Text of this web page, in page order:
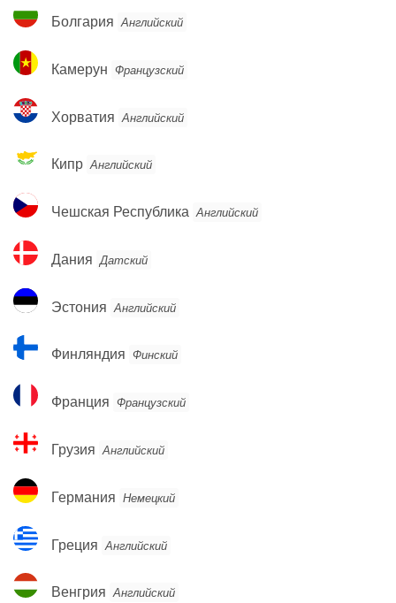
Болгария
Болгария Английский
Камерун
Камерун Французский
Хорватия
Хорватия Английский
Кипр
Кипр Английский
Чешская
Республика
Чешская Республика Английский
Дания
Дания Датский
Эстония
Эстония Английский
Финляндия
Финляндия Финский
Франция
Франция Французский
Грузия
Грузия Английский
Германия
Германия Немецкий
Греция
Греция Английский
Венгрия
Венгрия Английский